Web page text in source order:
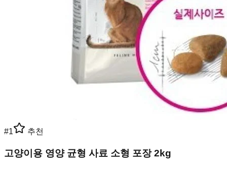
#1 추천
고양이용 영양 균형 사료 소형 포장 2kg